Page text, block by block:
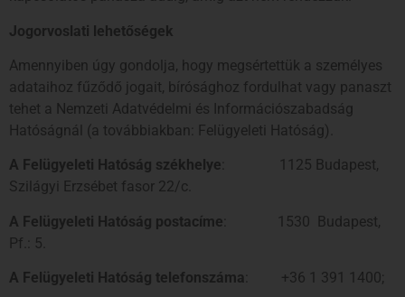
Jogorvoslati lehetőségek
Amennyiben úgy gondolja, hogy megsértettük a személyes
adataihoz fűződő jogait, bírósághoz fordulhat vagy panaszt
tehet a Nemzeti Adatvédelmi és Információszabadság
Hatóságnál (a továbbiakban: Felügyeleti Hatóság).
A Felügyeleti Hatóság székhelye : 1125 Budapest,
Szilágyi Erzsébet fasor 22/c.
A Felügyeleti Hatóság postacíme : 1530 Budapest,
Pf.: 5.
A Felügyeleti Hatóság telefonszáma : +36 1 391 1400;